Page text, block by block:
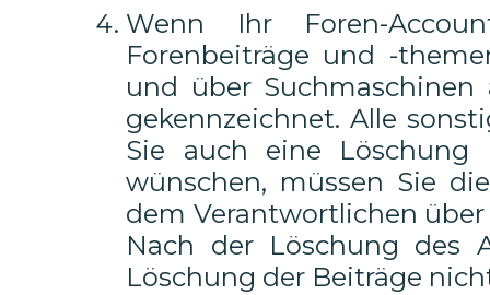
Wenn Ihr Foren-
Forenbeiträge und -
und über
gekennzeichnet. Alle
Sie auch eine Löschung
wünschen, müssen Sie
dem Verantwortlichen
Nach der Löschung des
Löschung der Beiträge